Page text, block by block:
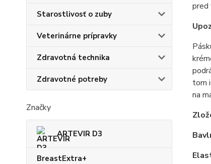
Starostlivosť o zuby
Veterinárne prípravky
Zdravotná technika
Zdravotné potreby
Značky
ARTEVIR D3
BreastExtra+
pred
tom
na